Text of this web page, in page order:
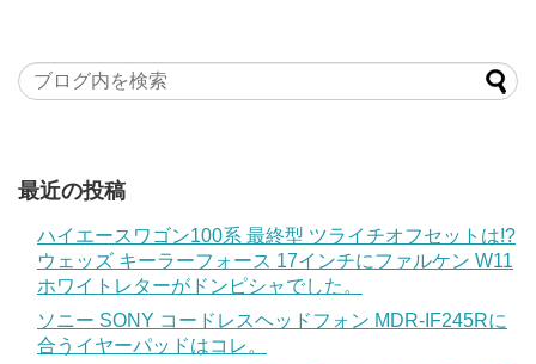
最近の投稿
ハイエースワゴン100系 最終型 ツライチオフセットは!?
ウェッズ キーラーフォース 17インチにファルケン W11
ホワイトレターがドンピシャでした。
ソニー SONY コードレスヘッドフォン MDR-IF245Rに
合うイヤーパッドはコレ。